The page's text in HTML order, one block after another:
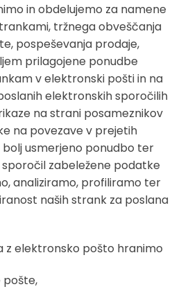
in obdelujemo za namene
tržnega obveščanja
pospeševanja prodaje,
prilagojene ponudbe
v elektronski pošti in na
elektronskih sporočilih
na strani posameznikov
na povezave v prejetih
bolj usmerjeno ponudbo ter
zabeležene podatke
analiziramo, profiliramo ter
naših strank za poslana
z elektronsko pošto hranimo
pošte,